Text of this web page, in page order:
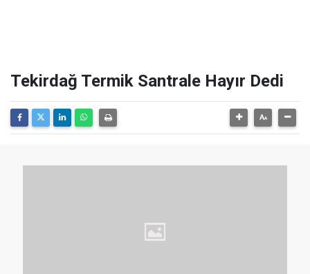
Tekirdağ Termik Santrale Hayır Dedi